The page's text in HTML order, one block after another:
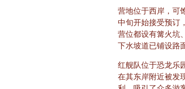
营地位于西岸，可
中旬开始接受预订
营位都设有篝火坑
下水坡道已铺设路
红舰队位于恐龙乐
在其东岸附近被发